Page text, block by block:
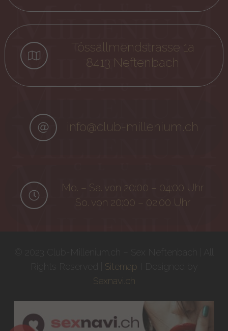
Tössallmendstrasse 1a
8413 Neftenbach
info@club-millenium.ch
Mo. – Sa. von 20:00 – 04:00 Uhr
So. von 20:00 – 02:00 Uhr
Sitemap
Sexnavi.ch